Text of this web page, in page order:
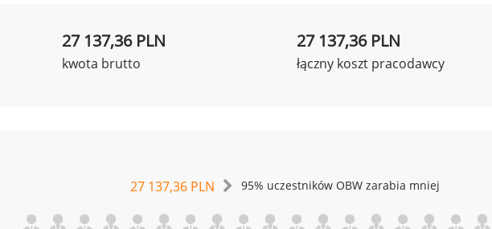
27 137,36 PLN
kwota brutto
27 137,36 PLN
łączny koszt pracodawcy
27 137,36 PLN 95% uczestników OBW zarabia mniej